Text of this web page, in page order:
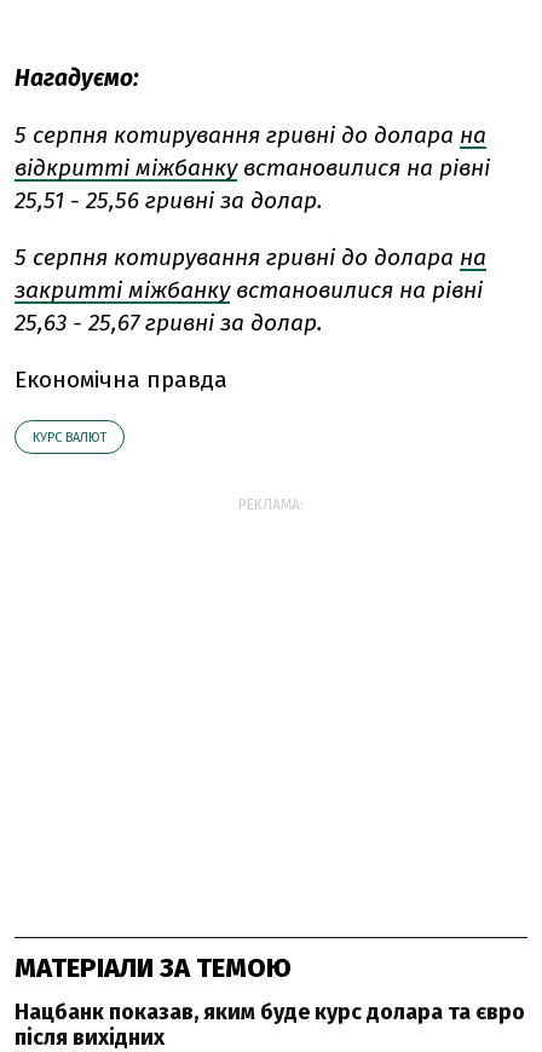
Нагадуємо:
5 серпня котирування гривні до долара на
відкритті міжбанкувстановилися на рівні
25,51 - 25,56 гривні за долар.
5 серпня котирування гривні до долара на
закритті міжбанкувстановилися на рівні
25,63 - 25,67 гривні за долар.
Економічна правда
КУРС ВАЛЮТ
РЕКЛАМА:
МАТЕРІАЛИ ЗА ТЕМОЮ
Нацбанк показав, яким буде курс долара та євро
після вихідних